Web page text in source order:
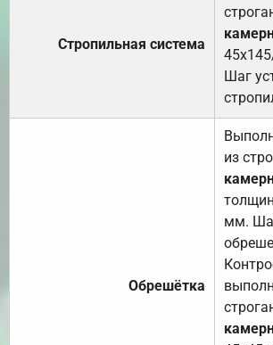
Стропильная система
Шаг
Обрешётка
из
мм.